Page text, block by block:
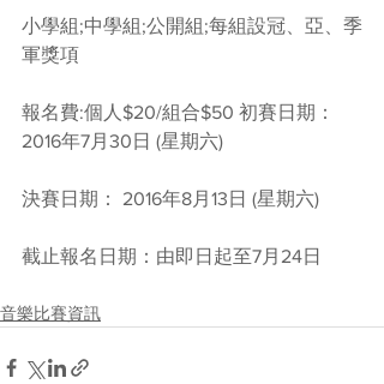
小學組;中學組;公開組;每組設冠、亞、季
軍獎項
報名費:個人$20/組合$50 初賽日期：
2016年7月30日 (星期六)
決賽日期： 2016年8月13日 (星期六)
截止報名日期：由即日起至7月24日
音樂比賽資訊